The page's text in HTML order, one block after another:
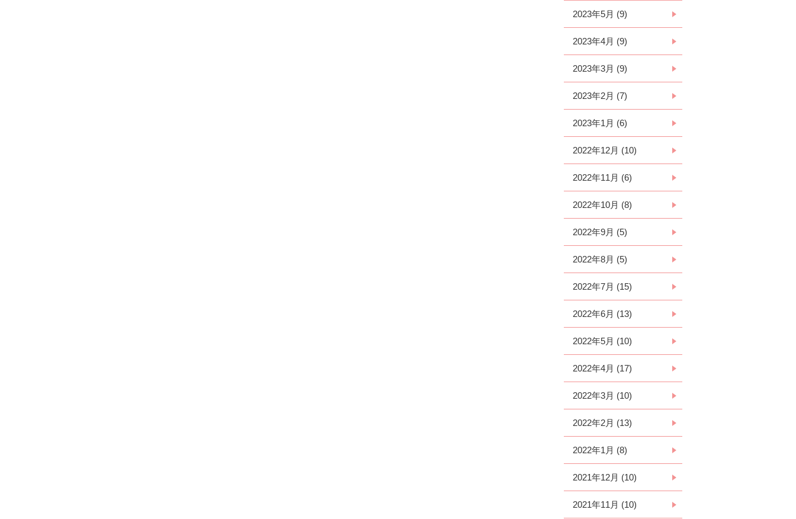
2023年5月 (9)
2023年4月 (9)
2023年3月 (9)
2023年2月 (7)
2023年1月 (6)
2022年12月 (10)
2022年11月 (6)
2022年10月 (8)
2022年9月 (5)
2022年8月 (5)
2022年7月 (15)
2022年6月 (13)
2022年5月 (10)
2022年4月 (17)
2022年3月 (10)
2022年2月 (13)
2022年1月 (8)
2021年12月 (10)
2021年11月 (10)